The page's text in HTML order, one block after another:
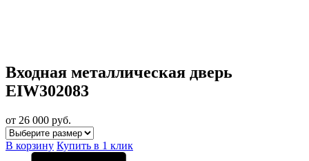
Входная металлическая дверь
EIW302083
от 26 000 руб.
В корзину Купить в 1 клик